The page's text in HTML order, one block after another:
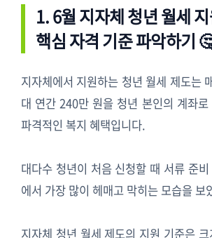
1. 6월 지자체 청년 월세
핵심 자격 기준 파악하기
지자체에서 지원하는 청년 월세 제도는
대 연간 240만 원을 청년 본인의 계좌
파격적인 복지 혜택입니다.
대다수 청년이 처음 신청할 때 서류 준
에서 가장 많이 헤매고 막히는 모습을 보
지자체 청년 월세 제도의 지원 기준은